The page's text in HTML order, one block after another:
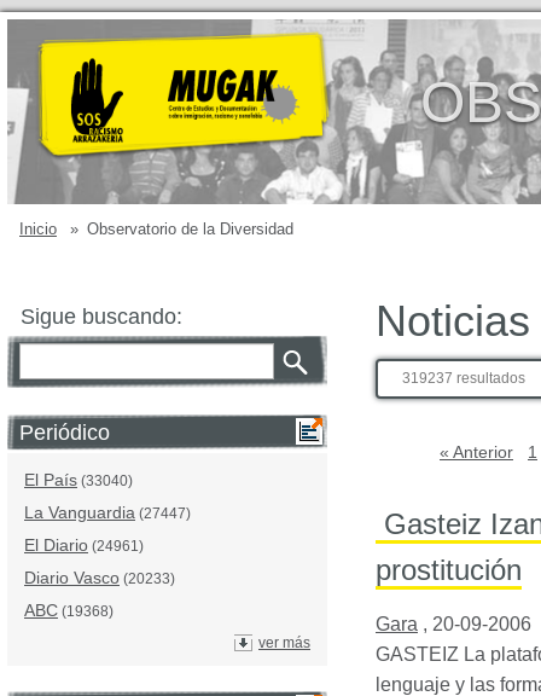
Inicio » Observatorio de la Diversidad
Sigue buscando:
Periódico
El País (33040)
La Vanguardia (27447)
El Diario (24961)
Diario Vasco (20233)
ABC (19368)
ver más
Noticias
319237 resultados
« Anterior 1
Gasteiz
prostitución
Gara , 20-09-2006
GASTEIZ La
lenguaje y las